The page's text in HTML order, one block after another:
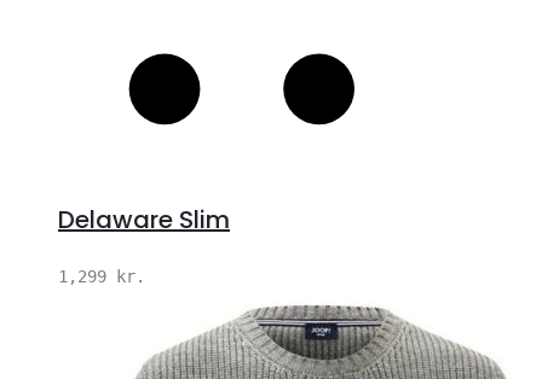
Delaware Slim
1,299 kr.